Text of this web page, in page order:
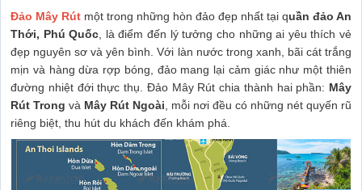
Đảo Mây Rút một trong những hòn đảo đẹp nhất tại quần đảo An
Thới, Phú Quốc , là điểm đến lý tưởng cho những ai yêu thích vẻ
đẹp nguyên sơ và yên bình. Với làn nước trong xanh, bãi cát trắng
mịn và hàng dừa rợp bóng, đảo mang lại cảm giác như một thiên
đường nhiệt đới thực thụ. Đảo Mây Rút chia thành hai phần: Mây
Rút Trong và Mây Rút Ngoài , mỗi nơi đều có những nét quyến rũ
riêng biệt, thu hút du khách đến khám phá.